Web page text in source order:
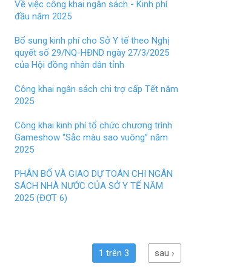
o
o
k
t
Về việc công khai ngân sách - Kinh phí
đầu năm 2025
Bổ sung kinh phí cho Sở Y tế theo Nghị
quyết số 29/NQ-HĐND ngày 27/3/2025
của Hội đồng nhân dân tỉnh
Công khai ngân sách chi trợ cấp Tết năm
2025
Công khai kinh phí tổ chức chương trình
Gameshow “Sắc màu sao vuông” năm
2025
PHÂN BỔ VÀ GIAO DỰ TOÁN CHI NGÂN
SÁCH NHÀ NƯỚC CỦA SỞ Y TẾ NĂM
2025 (ĐỢT 6)
1 trên 3 sau ›